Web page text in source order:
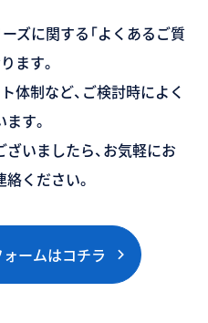
ズに関する「よくあるご質
ます。
体制など、ご検討時によく
す。
いましたら、お気軽にお
ください。
ームはコチラ